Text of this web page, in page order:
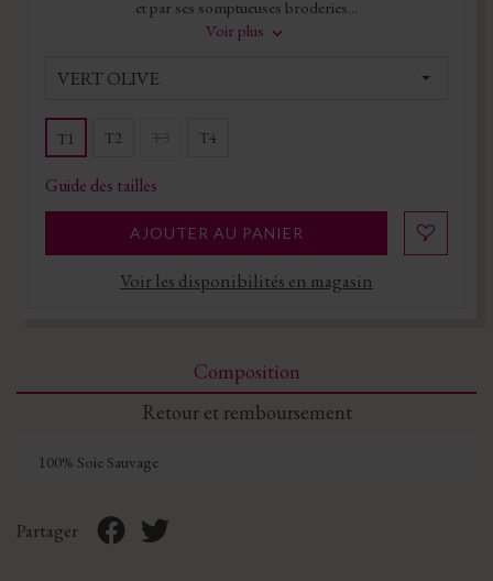
et par ses somptueuses broderies...
Voir plus
VERT OLIVE
T1 T2 T4
Guide des tailles
AJOUTER AU PANIER
Voir les disponibilités en magasin
Composition
Retour et remboursement
100% Soie Sauvage
Partager